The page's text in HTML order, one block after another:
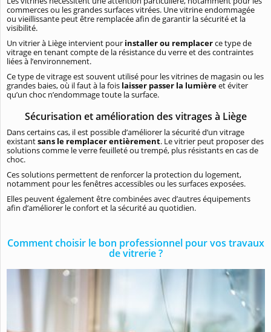
commerces ou les grandes surfaces vitrées. Une vitrine endommagée
ou vieillissante peut être remplacée afin de garantir la sécurité et la
visibilité.
Un vitrier à Liège intervient pour installer ou remplacerce type de
vitrage en tenant compte de la résistance du verre et des contraintes
liées à l’environnement.
Ce type de vitrage est souvent utilisé pour les vitrines de magasin ou les
grandes baies, où il faut à la fois laisser passer la lumièreet éviter
qu’un choc n’endommage toute la surface.
Sécurisation et amélioration des vitrages à Liège
Dans certains cas, il est possible d’améliorer la sécurité d’un vitrage
existantsans le remplacer entièrement. Le vitrier peut proposer des
solutions comme le verre feuilleté ou trempé, plus résistants en cas de
choc.
Ces solutions permettent de renforcer la protection du logement,
notamment pour les fenêtres accessibles ou les surfaces exposées.
Elles peuvent également être combinées avec d’autres équipements
afin d’améliorer le confort et la sécurité au quotidien.
Comment choisir le bon professionnel pour vos travaux
de vitrerie ?